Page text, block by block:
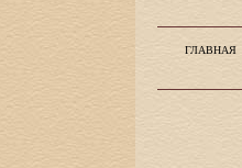
ГЛАВНАЯ